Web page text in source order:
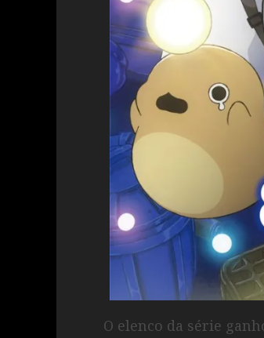
O elenco da série